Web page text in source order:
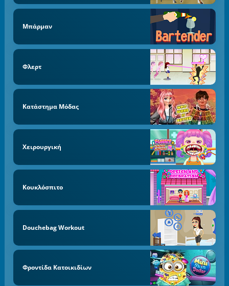
Μπάρμαν
Φλερτ
Κατάστημα Μόδας
Χειρουργική
Κουκλόσπιτο
Douchebag Workout
Φροντίδα Κατοικιδίων